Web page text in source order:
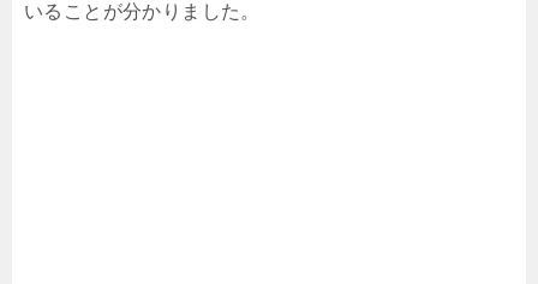
いることが分かりました。